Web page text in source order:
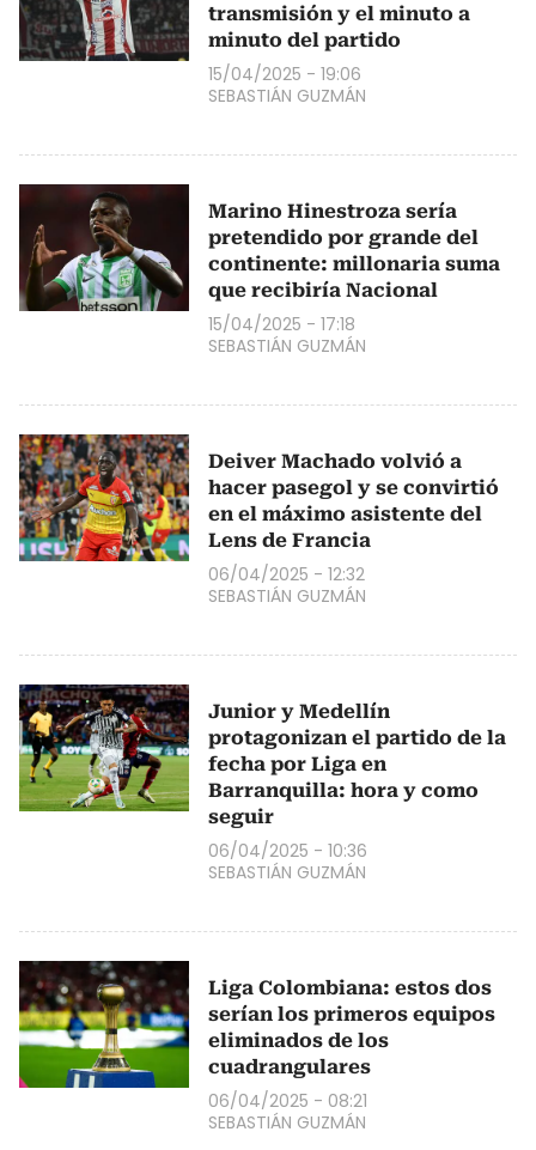
transmisión y el minuto a
minuto del partido
15/04/2025 - 19:06
SEBASTIÁN GUZMÁN
Marino Hinestroza sería
pretendido por grande del
continente: millonaria suma
que recibiría Nacional
15/04/2025 - 17:18
SEBASTIÁN GUZMÁN
Deiver Machado volvió a
hacer pasegol y se convirtió
en el máximo asistente del
Lens de Francia
06/04/2025 - 12:32
SEBASTIÁN GUZMÁN
Junior y Medellín
protagonizan el partido de la
fecha por Liga en
Barranquilla: hora y como
seguir
06/04/2025 - 10:36
SEBASTIÁN GUZMÁN
Liga Colombiana: estos dos
serían los primeros equipos
eliminados de los
cuadrangulares
06/04/2025 - 08:21
SEBASTIÁN GUZMÁN